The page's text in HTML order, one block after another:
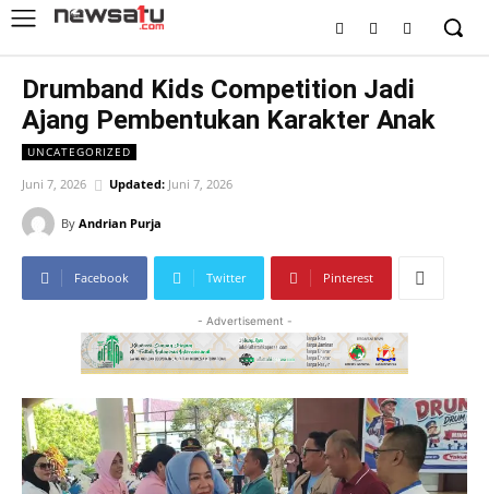
Drumband Kids Competition Jadi
Ajang Pembentukan Karakter Anak
UNCATEGORIZED
Juni 7, 2026 Updated: Juni 7, 2026
By Andrian Purja
Facebook Twitter Pinterest
- Advertisement -